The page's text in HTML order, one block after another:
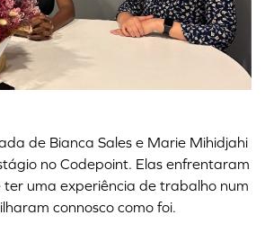
de Bianca Sales e Marie Mihidjahi
no Codepoint. Elas enfrentaram
ter uma experiência de trabalho num
connosco como foi.